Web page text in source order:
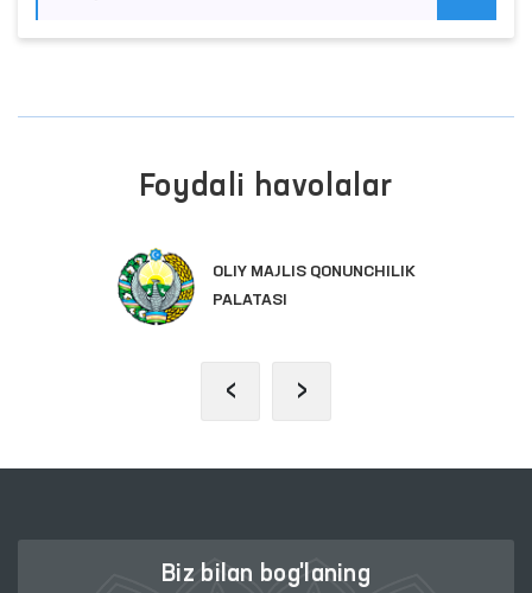
Foydali havolalar
OLIY MAJLIS QONUNCHILIK
PALATASI
‹ ›
Biz bilan bog'laning